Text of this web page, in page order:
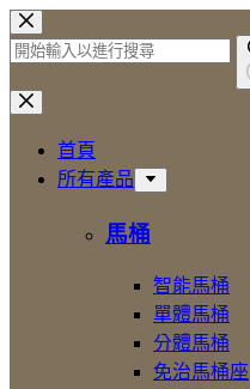
跳
至
要
找
首頁
所有產品
馬桶
智能馬桶
單體馬桶
分體馬桶
免治馬桶座